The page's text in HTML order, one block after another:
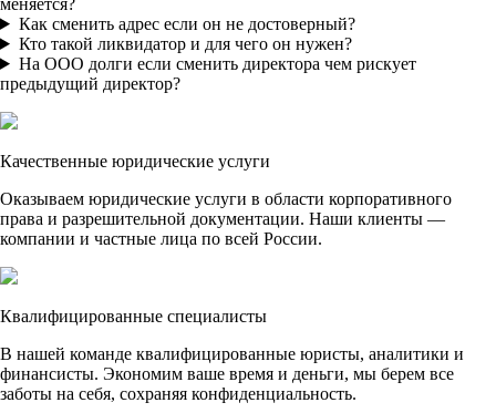
меняется?
Как сменить адрес если он не достоверный?
Кто такой ликвидатор и для чего он нужен?
На ООО долги если сменить директора чем рискует
предыдущий директор?
Качественные юридические услуги
Оказываем юридические услуги в области корпоративного
права и разрешительной документации. Наши клиенты —
компании и частные лица по всей России.
Квалифицированные специалисты
В нашей команде квалифицированные юристы, аналитики и
финансисты. Экономим ваше время и деньги, мы берем все
заботы на себя, сохраняя конфиденциальность.